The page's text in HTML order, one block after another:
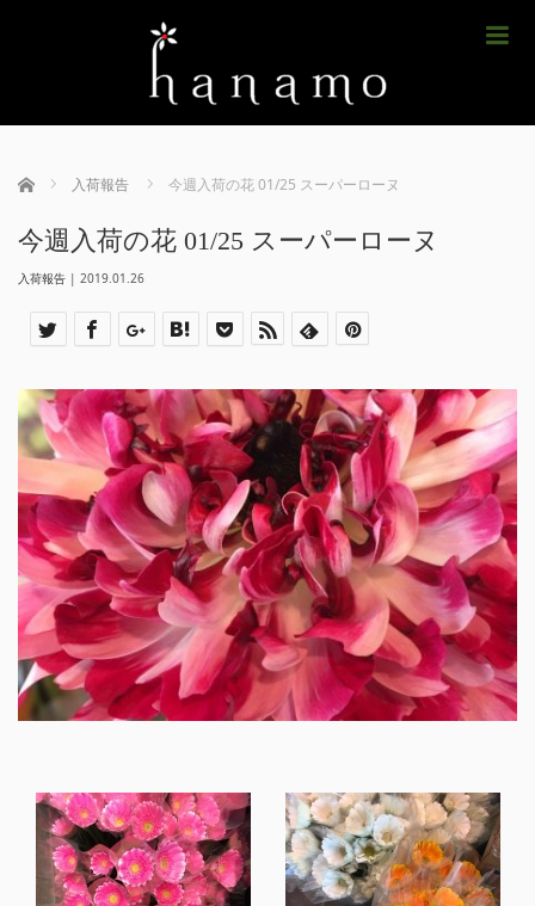
ホーム 入荷報告 今週入荷の花 01/25 スーパーローヌ
今週入荷の花 01/25 スーパーローヌ
入荷報告 | 2019.01.26